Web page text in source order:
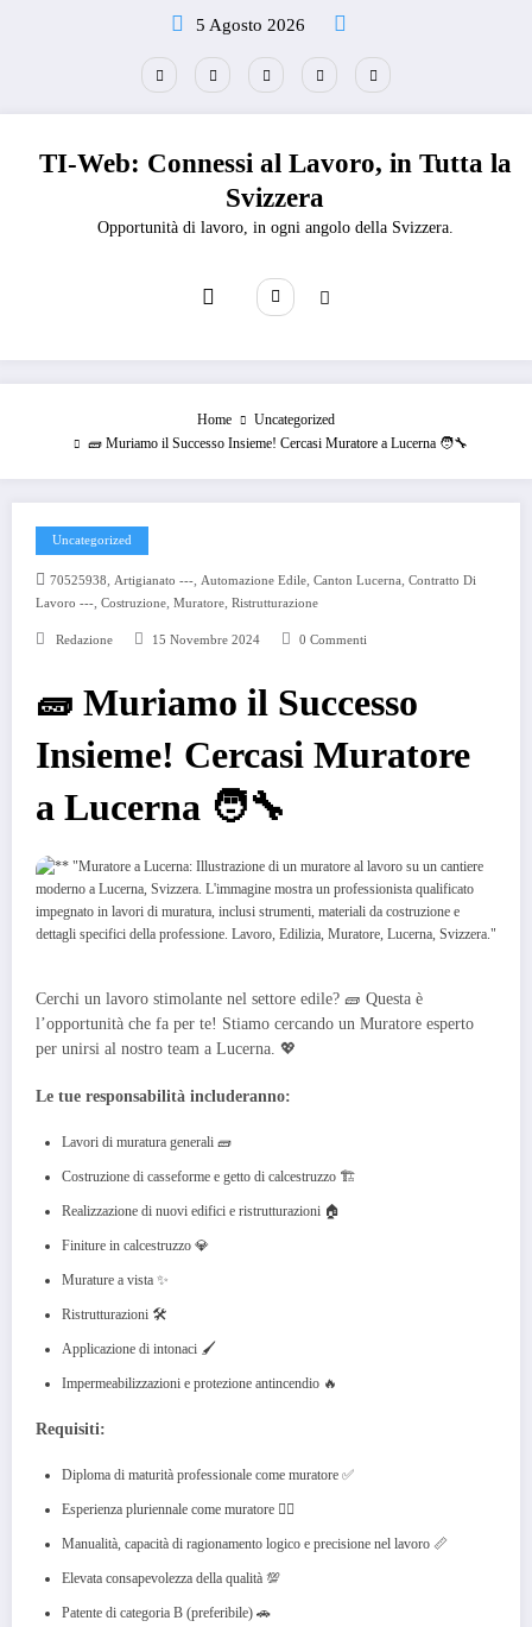
5 Agosto 2026
TI-Web: Connessi al Lavoro, in Tutta la
Svizzera
Opportunità di lavoro, in ogni angolo della Svizzera.
Home
Uncategorized
🧱 Muriamo il Successo Insieme! Cercasi Muratore a Lucerna 🧑‍🔧
Uncategorized
70525938, Artigianato ---, Automazione Edile, Canton Lucerna, Contratto Di
Lavoro ---, Costruzione, Muratore, Ristrutturazione
Redazione 15 Novembre 2024 0 Commenti
🧱 Muriamo il Successo
Insieme! Cercasi Muratore
a Lucerna 🧑‍🔧
Cerchi un lavoro stimolante nel settore edile? 🧱 Questa è
l’opportunità che fa per te! Stiamo cercando un Muratore esperto
per unirsi al nostro team a Lucerna. 💖
Le tue responsabilità includeranno:
Lavori di muratura generali 🧱
Costruzione di casseforme e getto di calcestruzzo 🏗️
Realizzazione di nuovi edifici e ristrutturazioni 🏠
Finiture in calcestruzzo 💎
Murature a vista ✨
Ristrutturazioni 🛠️
Applicazione di intonaci 🖌️
Impermeabilizzazioni e protezione antincendio 🔥
Requisiti:
Diploma di maturità professionale come muratore ✅
Esperienza pluriennale come muratore 👷‍♂️
Manualità, capacità di ragionamento logico e precisione nel lavoro 📏
Elevata consapevolezza della qualità 💯
Patente di categoria B (preferibile) 🚗